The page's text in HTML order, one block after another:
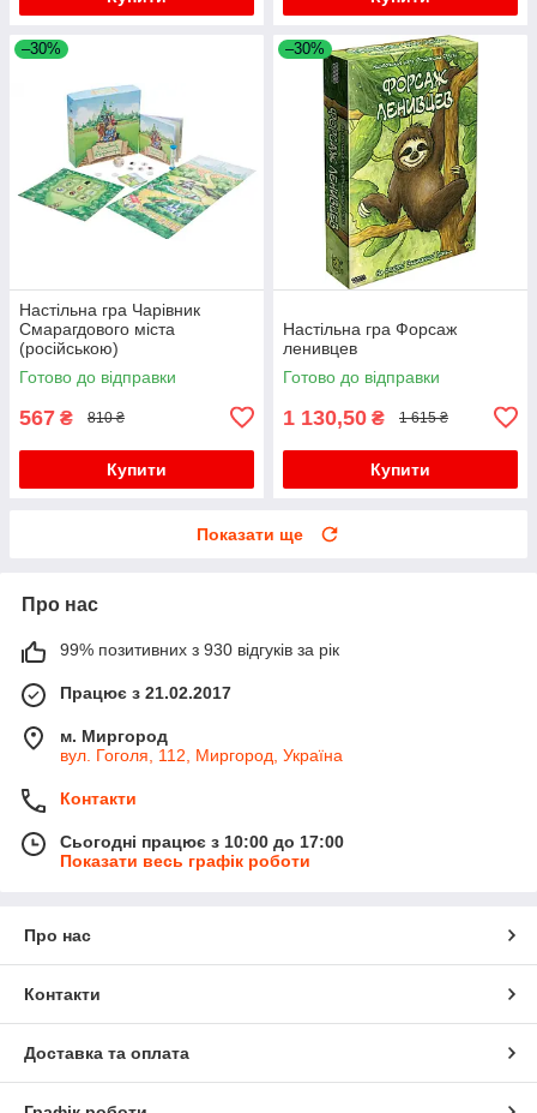
–30%
Настільна гра Чарівник
Смарагдового міста
(російською)
Готово до відправки
567 ₴ 810 ₴
Купити
–30%
Настільна гра Форсаж
ленивцев
Готово до відправки
1 130,50 ₴ 1 615 ₴
Купити
Показати ще
Про нас
99% позитивних з 930 відгуків за рік
Працює з 21.02.2017
м. Миргород
вул. Гоголя, 112, Миргород, Україна
Контакти
Сьогодні працює з 10:00 до 17:00
Показати весь графік роботи
Про нас
Контакти
Доставка та оплата